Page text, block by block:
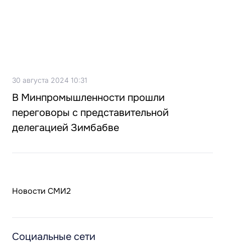
30 августа 2024 10:31
В Минпромышленности прошли
переговоры с представительной
делегацией Зимбабве
Новости СМИ2
Социальные сети